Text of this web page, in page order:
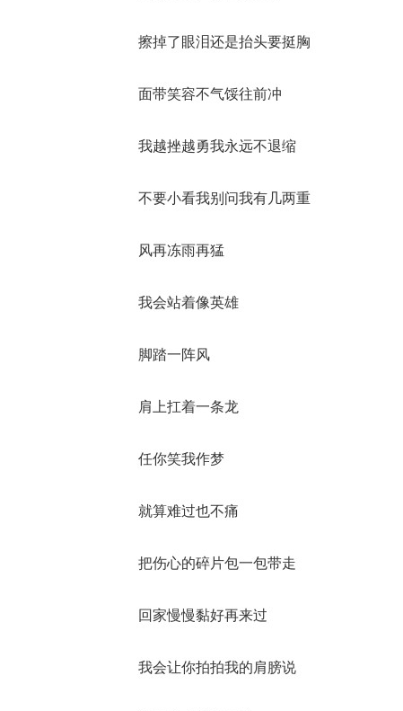
擦掉了眼泪还是抬头要挺胸
面带笑容不气馁往前冲
我越挫越勇我永远不退缩
不要小看我别问我有几两重
风再冻雨再猛
我会站着像英雄
脚踏一阵风
肩上扛着一条龙
任你笑我作梦
就算难过也不痛
把伤心的碎片包一包带走
回家慢慢黏好再来过
我会让你拍拍我的肩膀说